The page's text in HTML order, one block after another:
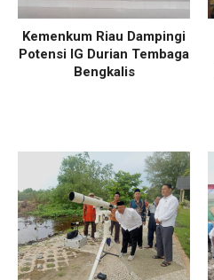
Kemenkum Riau Dampingi
Potensi IG Durian Tembaga
Bengkalis